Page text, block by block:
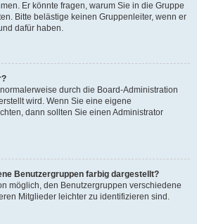
Er könnte fragen, warum Sie in die Gruppe
Bitte belästige keinen Gruppenleiter, wenn er
dafür haben.
durch die Board-Administration
wird. Wenn Sie eine eigene
dann sollten Sie einen Administrator
Benutzergruppen farbig dargestellt?
möglich, den Benutzergruppen verschiedene
Mitglieder leichter zu identifizieren sind.